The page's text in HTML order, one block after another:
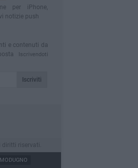
per iPhone,
notizie push
e contenuti da
Iscrivendoti
Iscriviti
riservati.
MODUGNO